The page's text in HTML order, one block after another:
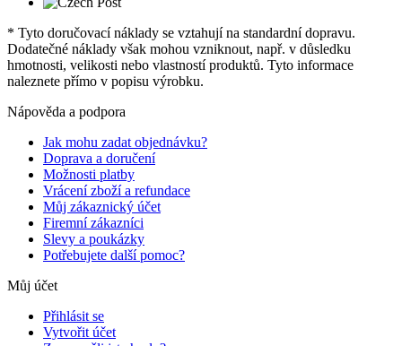
* Tyto doručovací náklady se vztahují na standardní dopravu.
Dodatečné náklady však mohou vzniknout, např. v důsledku
hmotnosti, velikosti nebo vlastností produktů. Tyto informace
naleznete přímo v popisu výrobku.
Nápověda a podpora
Jak mohu zadat objednávku?
Doprava a doručení
Možnosti platby
Vrácení zboží a refundace
Můj zákaznický účet
Firemní zákazníci
Slevy a poukázky
Potřebujete další pomoc?
Můj účet
Přihlásit se
Vytvořit účet